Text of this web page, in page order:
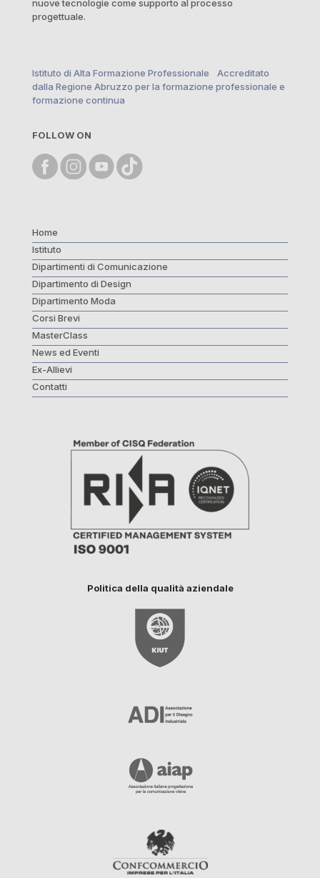
nuove tecnologie come supporto al processo
progettuale.
Istituto di Alta Formazione Professionale Accreditato
dalla Regione Abruzzo per la formazione professionale e
formazione continua
FOLLOW ON
Home
Istituto
Dipartimenti di Comunicazione
Dipartimento di Design
Dipartimento Moda
Corsi Brevi
MasterClass
News ed Eventi
Ex-Allievi
Contatti
Politica della qualità aziendale